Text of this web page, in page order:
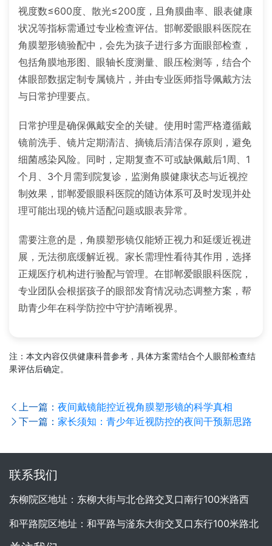
视度数≤600度、散光≤200度，且角膜曲率、眼表健康
状况等指标需通过专业检查评估。邯郸爱眼眼科医院在
角膜塑形镜验配中，会先为孩子进行多方面眼部检查，
包括角膜地形图、眼轴长度测量、眼压检测等，结合个
体眼部数据定制专属镜片，并由专业医师指导佩戴方法
与日常护理要点。
日常护理是确保佩戴安全的关键。使用时需严格遵循戴
镜前洗手、镜片定期清洁、摘镜后清洁保存原则，避免
细菌感染风险。同时，定期复查不可或缺佩戴后1周、1
个月、3个月需到院复诊，监测角膜健康状态与近视控
制效果，邯郸爱眼眼科医院的随访体系可及时发现并处
理可能出现的镜片适配问题或眼表异常。
需要注意的是，角膜塑形镜仅能矫正视力和延缓近视进
展，无法彻底缓解近视。家长需理性看待其作用，选择
正规医疗机构进行验配与管理。在邯郸爱眼眼科医院，
专业团队会根据孩子的眼部发育情况动态调整方案，帮
助青少年在科学防控中守护清晰视界。
注：本文内容仅供健康科普参考，具体方案需结合个人眼部检查结
果评估后确定。
上一篇： 夜间戴镜能控近视角膜塑形镜的科学真相
下一篇： 家长须知：青少年近视防控的夜间干预新思路
联系我们
东柳院区地址：东柳大街与北仓路交叉口南行100米路西
和平路院区地址：和平路与滏东大街交叉口东行100米路北